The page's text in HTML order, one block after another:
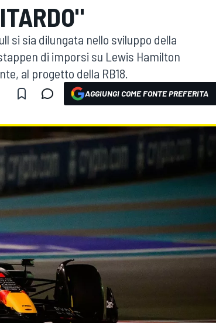
si sia dilungata nello sviluppo della
di imporsi su Lewis Hamilton
al progetto della RB18.
AGGIUNGI COME FONTE PREFERITA